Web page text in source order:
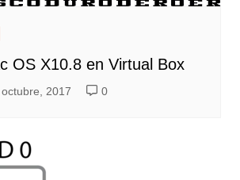
OS X10.8 en Virtual Box
2017 0